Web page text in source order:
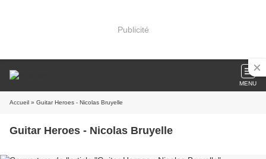
Publicité
MENU
Accueil » Guitar Heroes - Nicolas Bruyelle
Guitar Heroes - Nicolas Bruyelle